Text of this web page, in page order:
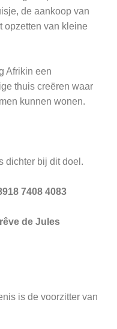
de aankoop van
opzetten van kleine
Afrikin een
thuis creëren waar
kunnen wonen.
dichter bij dit doel.
7408 4083
de Jules
is de voorzitter van